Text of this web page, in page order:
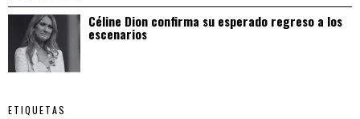
Céline Dion confirma su esperado regreso a los
escenarios
ETIQUETAS